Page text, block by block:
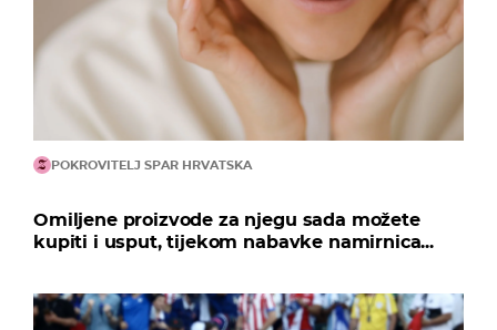
POKROVITELJ SPAR HRVATSKA
Omiljene proizvode za njegu sada možete
kupiti i usput, tijekom nabavke namirnica...